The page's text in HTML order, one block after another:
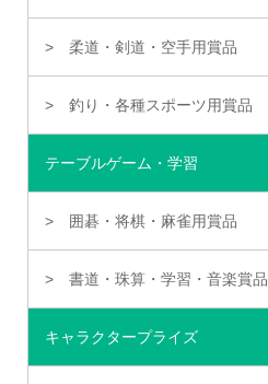
柔道・剣道・空手用賞品
釣り・各種スポーツ用賞品
テーブルゲーム・学習
囲碁・将棋・麻雀用賞品
書道・珠算・学習・音楽賞品
キャラクタープライズ